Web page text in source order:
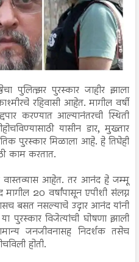
पुलित्झर पुरस्कार जाहीर झाला
रहिवासी आहेत. मागील वर्षी
करण्यात आल्यानंतरची स्थिती
यासीन डार, मुख्तार
पुरस्कार मिळाला आहे. हे तिघेही
काम करतात.
वास्तव्यास आहेत. तर आनंद हे जम्मू
20 वर्षांपासून एपीशी संलग्न
बसत नसल्याचे उद्गार आनंद यांनी
पुरस्कार विजेत्यांची घोषणा झाली
जनजीवनासह निदर्शक तसेच
होती.